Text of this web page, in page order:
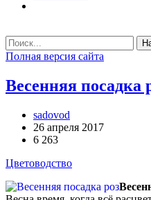
Полная версия сайта
Весенняя посадка
sadovod
26 апреля 2017
6 263
Цветоводство